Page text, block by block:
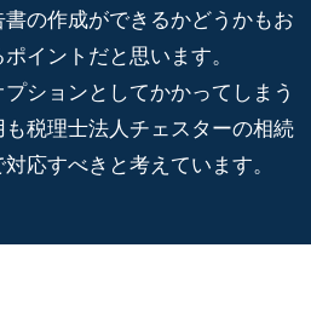
の作成ができるかどうかもお
イントだと思います。
ションとしてかかってしまう
も税理士法人チェスターの相続
応すべきと考えています。